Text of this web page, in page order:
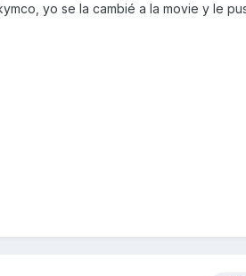
yo se la cambié a la movie y le